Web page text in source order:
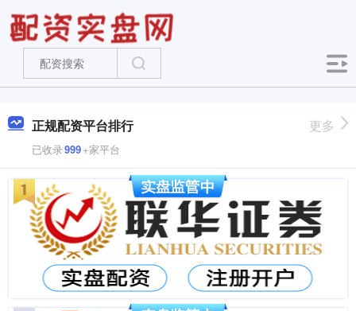
正规配资平台排行
已收录999+家平台
更多